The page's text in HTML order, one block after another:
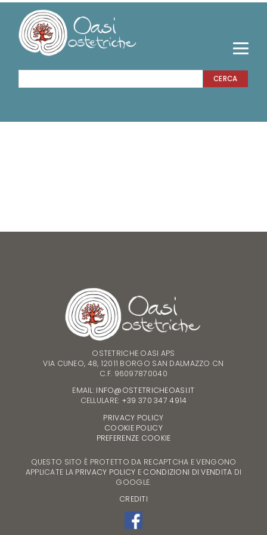
CERCA
OSTETRICHE OASI APS
VIA CUNEO, 48, 12011 BORGO SAN DALMAZZO CN
C.F. 96097870040
EMAIL: INFO@OSTETRICHEOASI.IT
CELLULARE: +39 370 347 4914
PRIVACY POLICY
COOKIE POLICY
PREFERENZE COOKIE
QUESTO SITO È PROTETTO DA RECAPTCHA E VENGONO
APPLICATE LA PRIVACY POLICY E CONDIZIONI DI VENDITA DI
GOOGLE.
CREDITI